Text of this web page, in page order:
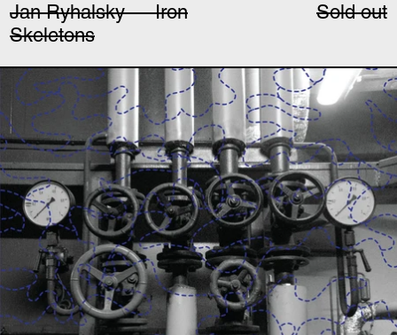
Jan Ryhalsky — Iron
Skeletons
Sold out
Jonáš Gruska —